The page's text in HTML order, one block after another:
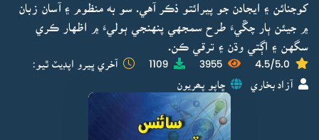
کوجنائن ۽ ايجادن جو پيرائتو ذڪر آهي. سو به منظوم ۽ آسان زبان
۾ جيئن ٻار چڱيءَ طرح سمجهي پنهنجي ٻوليءَ ۾ اظهار ڪري
سگهن ۽ اڳتي وڌن ۽ ترقي ڪن.
4.5/5.0
3955
1109 آخري ڀيرو اپڊيٽ ٿيو:
آزاد بخاري ڇاپو پھريون